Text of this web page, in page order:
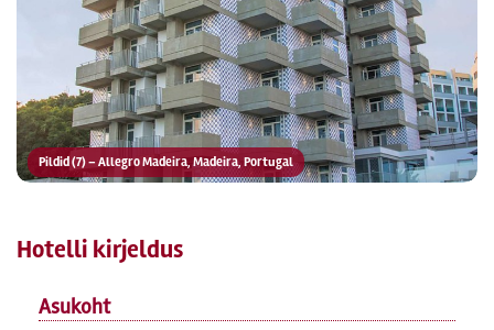
Pildid (7) – Allegro Madeira, Madeira, Portugal
Hotelli kirjeldus
Asukoht